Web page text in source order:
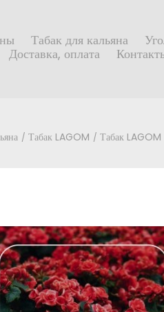
Табак для кальяна
Доставка, оплата
Табак LAGOM Табак